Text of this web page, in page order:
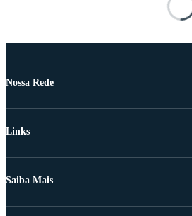
Nossa Rede
Links
Saiba Mais